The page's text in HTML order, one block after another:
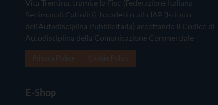
Vita Trentina, tramite la Fisc (Federazione Italiana
Settimanali Cattolici), ha aderito allo IAP (Istituto
dell'Autodisciplina Pubblicitaria) accettando il Codice di
Autodisciplina della Comunicazione Commerciale
E-Shop